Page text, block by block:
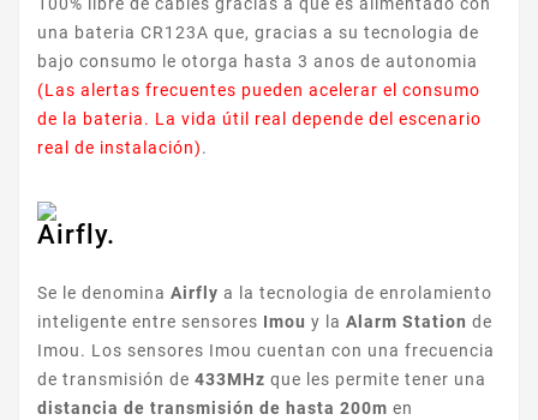
una bateria CR123A que, gracias a su tecnologia de
bajo consumo le otorga hasta 3 anos de autonomia
(Las alertas frecuentes pueden acelerar el consumo
de la bateria. La vida útil real depende del escenario
real de instalación).
Airfly.
Se le denomina Airfly a la tecnologia de enrolamiento
inteligente entre sensores Imou y la Alarm Station de
Imou. Los sensores Imou cuentan con una frecuencia
de transmisión de 433MHz que les permite tener una
distancia de transmisión de hasta 200m en